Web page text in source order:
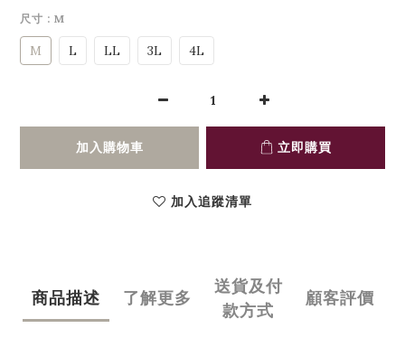
尺寸 : M
M L LL 3L 4L
加入購物車 立即購買
加入追蹤清單
商品描述 了解更多
送貨及付
款方式
顧客評價